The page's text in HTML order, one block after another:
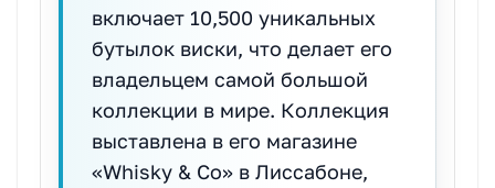
включает 10,500 уникальных
бутылок виски, что делает его
владельцем самой большой
коллекции в мире. Коллекция
выставлена в его магазине
«Whisky & Co» в Лиссабоне,